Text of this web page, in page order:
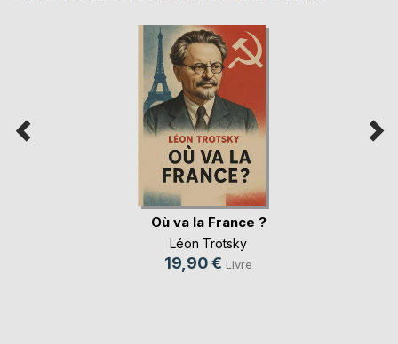
Où va la France ?
Léon Trotsky
19,90 € Livre